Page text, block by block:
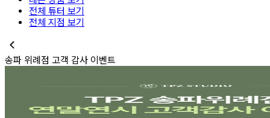
전체 튜터 보기
전체 지점 보기
송파 위례점 고객 감사 이벤트